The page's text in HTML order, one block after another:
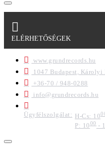
ELÉRHETŐSÉGEK
www.grundrecords.hu
1047 Budapest, Károlyi
+36-70 / 948-0288
info@grundrecords.hu
Ügyfélszolgálat: H-Cs: 10
P: 1000-